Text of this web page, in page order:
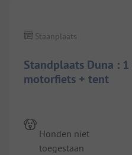
Standplaats Duna :
motorfiets + tent
Staanplaats
Honden niet
toegestaan